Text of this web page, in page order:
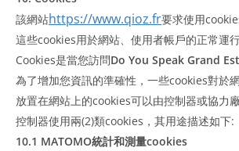
該網站https://www.qioz.fr要求使用
這些cookies用於網站、使用者帳戶的正常運
Cookies是當您訪問Do You Speak Grand Est
為了增加您資訊的準確性，一些cookies對於
放置在網站上的cookies可以由控制器或協力廠
控制器使用兩(2)類cookies，其用途描述如下:
10.1 MATOMO統計和測量cookies